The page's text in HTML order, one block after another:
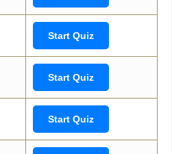
Start Quiz
Start Quiz
Start Quiz